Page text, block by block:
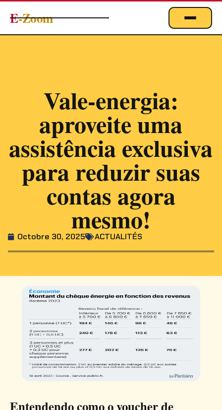
E-Zoom
MARKETING & DIGITAL
TECHNOLOGIE
À PROPOS
Vale-energia:
aproveite uma
assistência exclusiva
para reduzir suas
contas agora
mesmo!
Octobre 30, 2025 ACTUALITÉS
Entendendo como o voucher de